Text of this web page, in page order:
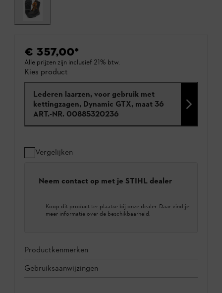
€ 357,00*
Alle prijzen zijn inclusief 21% btw.
Kies product
Lederen laarzen, voor gebruik met
kettingzagen, Dynamic GTX, maat 36
ART.-NR. 00885320236
Vergelijken
Neem contact op met je STIHL dealer
Koop dit product ter plaatse bij onze dealer. Daar vind je
meer informatie over de beschikbaarheid.
Productkenmerken
Gebruiksaanwijzingen